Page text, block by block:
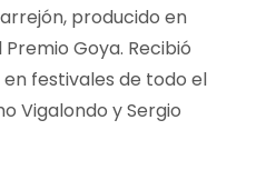
producido en
Goya. Recibió
festivales de todo el
Vigalondo y Sergio